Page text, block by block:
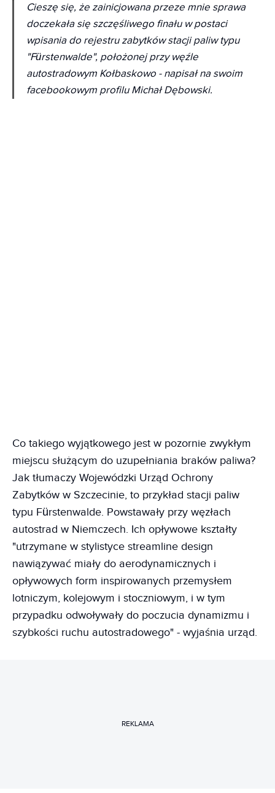
Cieszę się, że zainicjowana przeze mnie sprawa
doczekała się szczęśliwego finału w postaci
wpisania do rejestru zabytków stacji paliw typu
"Fürstenwalde", położonej przy węźle
autostradowym Kołbaskowo - napisał na swoim
facebookowym profilu Michał Dębowski.
Co takiego wyjątkowego jest w pozornie zwykłym
miejscu służącym do uzupełniania braków paliwa?
Jak tłumaczy Wojewódzki Urząd Ochrony
Zabytków w Szczecinie, to przykład stacji paliw
typu Fürstenwalde. Powstawały przy węzłach
autostrad w Niemczech. Ich opływowe kształty
"utrzymane w stylistyce streamline design
nawiązywać miały do aerodynamicznych i
opływowych form inspirowanych przemysłem
lotniczym, kolejowym i stoczniowym, i w tym
przypadku odwoływały do poczucia dynamizmu i
szybkości ruchu autostradowego" - wyjaśnia urząd.
REKLAMA